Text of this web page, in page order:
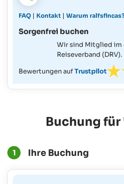
FAQ | Kontakt | Warum
Sorgenfrei buchen
Wir sind Mitglied im
Reiseverband (DRV).
Bewertungen aufTrustpilot
Buchung für
1 Ihre Buchung